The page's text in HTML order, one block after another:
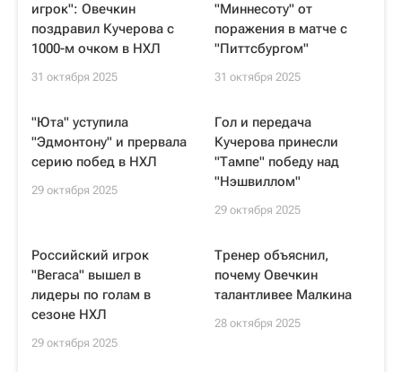
игрок": Овечкин
поздравил Кучерова с
1000-м очком в НХЛ
31 октября 2025
"Миннесоту" от
поражения в матче с
"Питтсбургом"
31 октября 2025
"Юта" уступила
"Эдмонтону" и прервала
серию побед в НХЛ
29 октября 2025
Гол и передача
Кучерова принесли
"Тампе" победу над
"Нэшвиллом"
29 октября 2025
Российский игрок
"Вегаса" вышел в
лидеры по голам в
сезоне НХЛ
29 октября 2025
Тренер объяснил,
почему Овечкин
талантливее Малкина
28 октября 2025